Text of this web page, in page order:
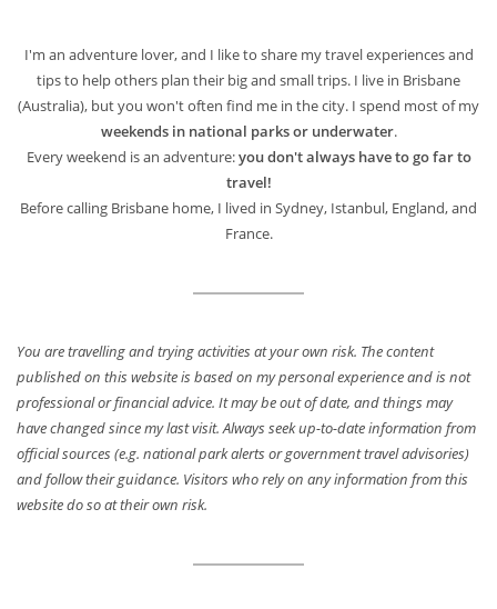
I'm an adventure lover, and I like to share my travel experiences and
tips to help others plan their big and small trips. I live in Brisbane
(Australia), but you won't often find me in the city. I spend most of my
weekends in national parks or underwater.
Every weekend is an adventure:you don't always have to go far to
travel!
Before calling Brisbane home, I lived in Sydney, Istanbul, England, and
France.
You are travelling and trying activities at your own risk. The content
published on this website is based on my personal experience and is not
professional or financial advice. It may be out of date, and things may
have changed since my last visit. Always seek up-to-date information from
official sources (e.g. national park alerts or government travel advisories)
and follow their guidance. Visitors who rely on any information from this
website do so at their own risk.